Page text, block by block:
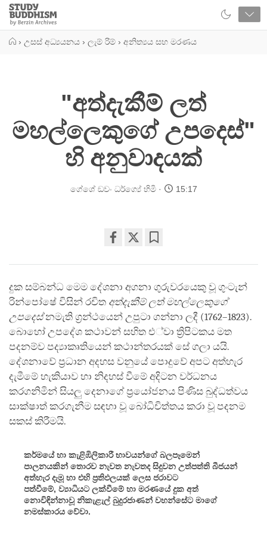
Close
Study
Buddhism
› උසස් අධ්‍යයනය › ලැම් රිම් › අනිත්‍යය සහ මරණය
"අත්දැකීම් ලත්
මහල්ලෙකුගේ උපදෙස්"
හි අනුවාදයක්
ගේශේ ඞවං ධර්ග්‍යේ හිමි 15:17
on
දුක සම්බන්ධ මෙම දේශනා අගනා ගුරුවරයෙකු වූ ගුංටැන්
රින්පෝෂේ විසින් රචිත අත්දැකීම් ලත් මහල්ලෙකුගේ
උපදෙස්නමැති ග්‍රන්ථයෙන් උපුටා ගන්නා ලදී (1762–1823).
බොහෝ උපදේශ කථාවන් සහිත එ්වා ත්‍රිපිටකය මත
පදනම්ව පද්‍යාකෘතියෙන් කථාන්තරයක් සේ ගලා යයි.
දේශනාවේ ප්‍රධාන අදහස වනුයේ පොදුවේ අපට අත්හැර
දැමීමේ හැකියාව හා නිදහස් වීමේ අදිටන වර්ධනය
කරගනිමින් සියලු දෙනාගේ ප්‍රයෝජනය පිණිස බුද්ධත්වය
සාක්ෂාත් කරගැනීම සඳහා වූ බෝධිචිත්තය කරා වූ පදනම
සකස් කිරීමයි.
කර්මයේ හා කැළිඹිලිකාරී භාවයන්ගේ බලපෑමෙන්
පාලනයකින් තොරව නැවත නැවතද සිදුවන උත්පත්ති බීජයන්
අත්හැර දැමූ හා එහි ප්‍රතිඵලයක් ලෙස ජරාවට
පත්වීමේ, ව්‍යාධියට ලක්වීමේ හා මරණයේ දුක අත්
නොවිඳින්නාවූ නිකැළැල් බුදුරජාණන් වහන්සේට මාගේ
නමස්කාරය වේවා.